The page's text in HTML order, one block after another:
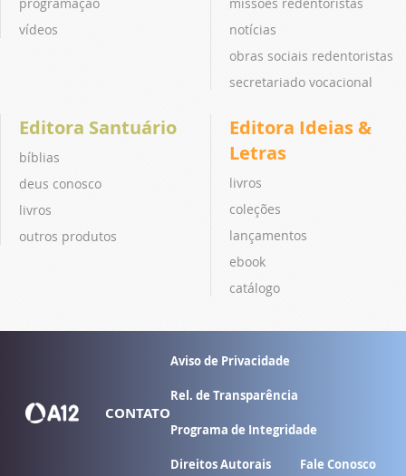
programação
vídeos
missões redentoristas
notícias
obras sociais redentoristas
secretariado vocacional
Editora Santuário
bíblias
deus conosco
livros
outros produtos
Editora Ideias &
Letras
livros
coleções
lançamentos
ebook
catálogo
CONTATO
Aviso de Privacidade
Rel. de Transparência
Programa de Integridade
Direitos Autorais Fale Conosco